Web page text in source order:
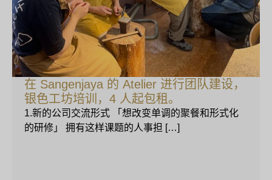
在 Sangenjaya 的 Atelier 进行团队建设，
银色工坊培训，4 人起包租。
1.新的公司交流形式 「想改变单调的聚餐和形式化
的研修」 拥有这样课题的人事担 […]